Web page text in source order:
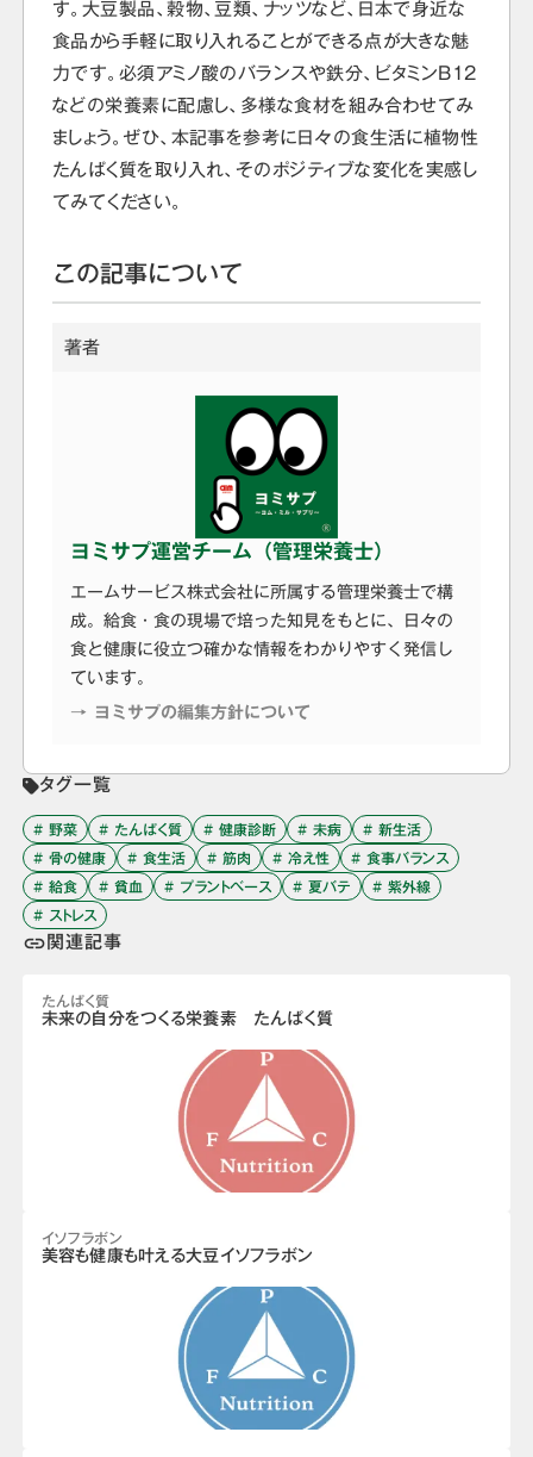
す。大豆製品、穀物、豆類、ナッツなど、日本で身近な
食品から手軽に取り入れることができる点が大きな魅
力です。必須アミノ酸のバランスや鉄分、ビタミンB12
などの栄養素に配慮し、多様な食材を組み合わせてみ
ましょう。ぜひ、本記事を参考に日々の食生活に植物性
たんぱく質を取り入れ、そのポジティブな変化を実感し
てみてください。
この記事について
著者
ヨミサプ運営チーム（管理栄養士）
エームサービス株式会社に所属する管理栄養士で構
成。給食・食の現場で培った知見をもとに、日々の
食と健康に役立つ確かな情報をわかりやすく発信し
ています。
→ ヨミサプの編集方針について
タグ一覧
# 野菜 # たんぱく質 # 健康診断 # 未病
# 新生活
# 骨の健康
# 食生活 # 筋肉 # 冷え性
# 食事バランス
# 給食
# 貧血 # プラントベース # 夏バテ
# 紫外線
# ストレス
link関連記事
たんぱく質
未来の自分をつくる栄養素 たんぱく質
イソフラボン
美容も健康も叶える大豆イソフラボン